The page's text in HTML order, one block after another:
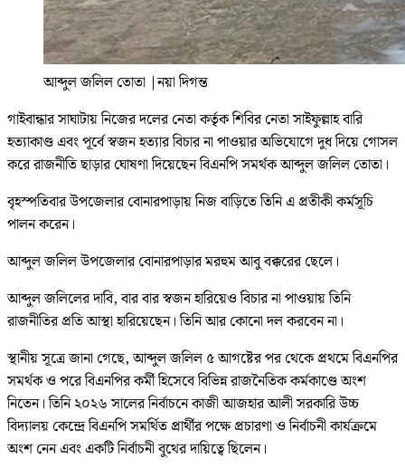
আব্দুল জলিল তোতা |নয়া দিগন্ত
গাইবান্ধার সাঘাটায় নিজের দলের নেতা কর্তৃক শিবির নেতা সাইফুল্লাহ বারি
হত্যাকাণ্ড এবং পূর্বে স্বজন হত্যার বিচার না পাওয়ার অভিযোগে দুধ দিয়ে গোসল
করে রাজনীতি ছাড়ার ঘোষণা দিয়েছেন বিএনপি সমর্থক আব্দুল জলিল তোতা।
‎বৃহস্পতিবার উপজেলার বোনারপাড়ায় নিজ বাড়িতে তিনি এ প্রতীকী কর্মসূচি
পালন করেন।
‎আব্দুল জলিল উপজেলার বোনারপাড়ার মরহুম আবু বক্করের ছেলে।
আব্দুল জলিলের দাবি, বার বার স্বজন হারিয়েও বিচার না পাওয়ায় তিনি
রাজনীতির প্রতি আস্থা হারিয়েছেন। তিনি আর কোনো দল করবেন না।‎
‎স্থানীয় সূত্রে জানা গেছে, আব্দুল জলিল ৫ আগষ্টের পর থেকে প্রথমে বিএনপির
সমর্থক ও পরে বিএনপির কর্মী হিসেবে বিভিন্ন রাজনৈতিক কর্মকাণ্ডে অংশ
নিতেন। তিনি ২০২৬ সালের নির্বাচনে কাজী আজহার আলী সরকারি উচ্চ
বিদ্যালয় কেন্দ্রে বিএনপি সমর্থিত প্রার্থীর পক্ষে প্রচারণা ও নির্বাচনী কার্যক্রমে
অংশ নেন এবং একটি নির্বাচনী বুথের দায়িত্বে ছিলেন।